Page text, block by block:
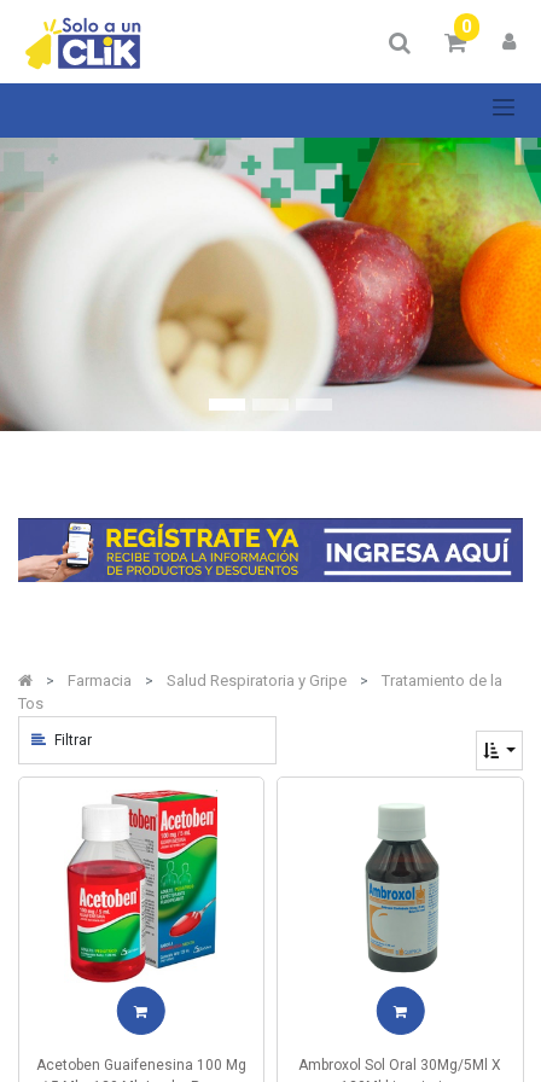
0
Farmacia Salud Respiratoria y Gripe
Tratamiento de la
Tos
Filtrar
Mostrar
Categorías
Mostrar
opciones
Acetoben Guaifenesina 100 Mg
Ambroxol Sol Oral 30Mg/5Ml X